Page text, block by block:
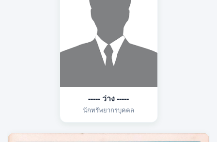
----- ว่าง -----
นักทรัพยากรบุคคล